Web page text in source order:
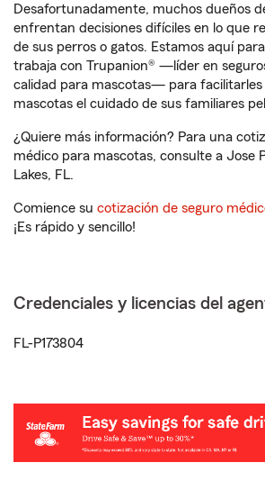
Desafortunadamente, muchos dueños
enfrentan decisiones difíciles en lo que
de sus perros o gatos. Estamos aquí
trabaja con Trupanion® —líder en
calidad para mascotas— para facilitarles
mascotas el cuidado de sus familiares
¿Quiere más información? Para una
médico para mascotas, consulte a Jose
Lakes, FL.
Comience su cotización de seguro
¡Es rápido y sencillo!
Credenciales y licencias del
FL-P173804